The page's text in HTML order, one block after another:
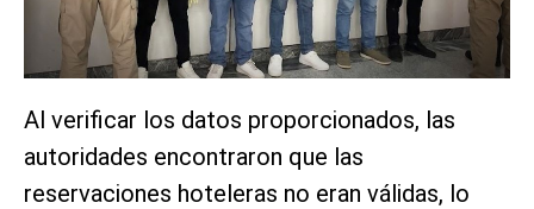
Al verificar los datos proporcionados, las
autoridades encontraron que las
reservaciones hoteleras no eran válidas, lo